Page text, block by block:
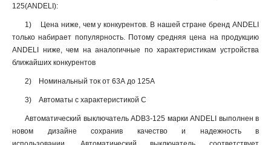
125(ANDELI):
1) Цена ниже, чем у конкурентов. В нашей стране бренд ANDELI
только набирает популярность. Потому средняя цена на продукцию
ANDELI ниже, чем на аналогичные по характеристикам устройства
ближайших конкурентов
2) Номинальный ток от 63А до 125А
3) Автоматы с характеристикой С
Автоматический выключатель ADB3-125 марки ANDELI выполнен в
новом дизайне сохранив качество и надежность в